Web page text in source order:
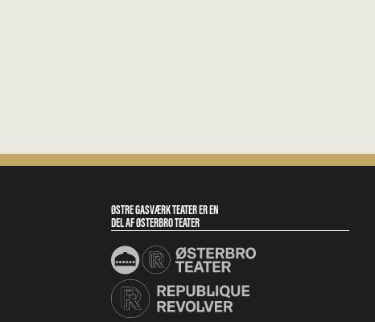
ØSTRE GASVÆRK TEATER ER EN
DEL AF ØSTERBRO TEATER